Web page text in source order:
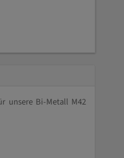
unsere Bi-Metall M42